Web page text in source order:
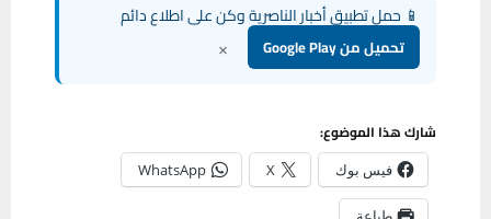
📱 حمل تطبيق أخبار الناصرية وكن على اطلاع دائم
تحميل من Google Play ×
شارك هذا الموضوع:
فيس بوك X
WhatsApp